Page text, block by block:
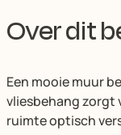
Over dit
Een mooie muur
vliesbehang zorgt
ruimte optisch